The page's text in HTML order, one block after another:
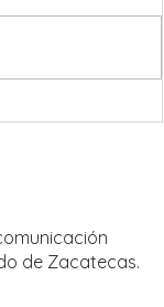
de Zacatecas.